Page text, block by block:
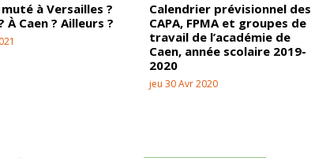
à Versailles ?
À Caen ? Ailleurs ?
Calendrier prévisionnel des
CAPA, FPMA et groupes de
travail de l’académie de
Caen, année scolaire 2019-
2020
jeu 30 Avr 2020